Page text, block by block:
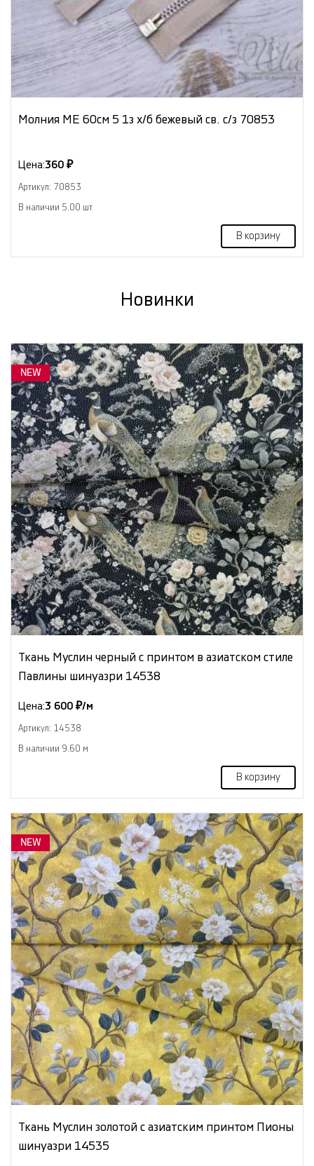
Молния МЕ 60см 5 1з х/б бежевый св. с/з 70853
Цена:360 ₽
Артикул: 70853
В наличии 5.00 шт
В корзину
Новинки
NEW
Ткань Муслин черный с принтом в азиатском стиле
Павлины шинуазри 14538
Цена:3 600 ₽/м
Артикул: 14538
В наличии 9.60 м
В корзину
NEW
Ткань Муслин золотой с азиатским принтом Пионы
шинуазри 14535